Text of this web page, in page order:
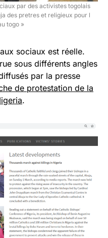
par des activistes togolais
des pretres et religieux pour l
togo »
sociaux est réelle.
sous différents angles
par la presse
de protestation de la
.